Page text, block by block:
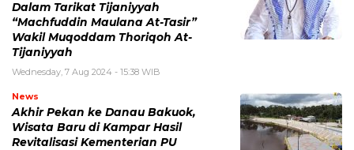
Dalam Tarikat Tijaniyyah
“Machfuddin Maulana At-Tasir”
Wakil Muqoddam Thoriqoh At-
Tijaniyyah
Wednesday, 7 Aug 2024 - 15:38 WIB
News
Akhir Pekan ke Danau Bakuok,
Wisata Baru di Kampar Hasil
Revitalisasi Kementerian PU